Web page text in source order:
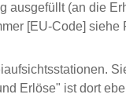
(an die
[EU-Code]
Erlöse" ist dort